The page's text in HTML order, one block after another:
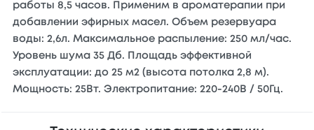
работы 8,5 часов. Применим в ароматерапии при
добавлении эфирных масел. Объем резервуара
воды: 2,6л. Максимальное распыление: 250 мл/час.
Уровень шума 35 Дб. Площадь эффективной
эксплуатации: до 25 м2 (высота потолка 2,8 м).
Мощность: 25Вт. Электропитание: 220-240B / 50Гц.